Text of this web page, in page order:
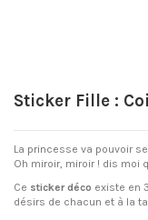
Sticker Fille :
La princesse va pouvoir
Oh miroir, miroir ! dis moi
Ce sticker déco existe en
désirs de chacun et à la